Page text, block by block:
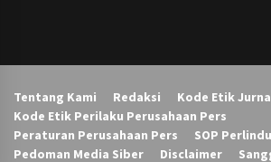
Tentang Kami Redaksi
Kode Etik
Kode Etik Perilaku Perusahaan Pers
Peraturan Perusahaan Pers
SOP
Pedoman Media Siber
Disclaimer